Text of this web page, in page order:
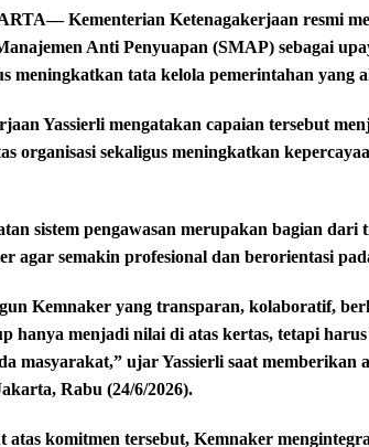
Kementerian Ketenagakerjaan resmi
Anti Penyuapan (SMAP) sebagai
meningkatkan tata kelola pemerintahan yang
Yassierli mengatakan capaian tersebut
organisasi sekaligus meningkatkan
sistem pengawasan merupakan bagian
agar semakin profesional dan berorientasi
Kemnaker yang transparan, kolaboratif,
hanya menjadi nilai di atas kertas, tetapi
masyarakat,” ujar Yassierli saat memberikan
Rabu (24/6/2026).
atas komitmen tersebut, Kemnaker